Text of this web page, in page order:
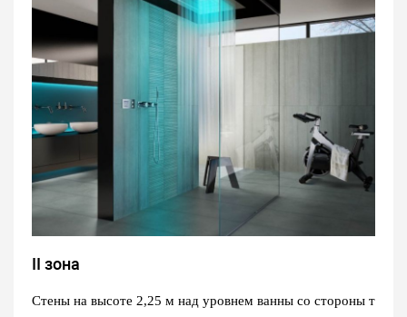
II зона
Стены на высоте 2,25 м над уровнем ванны со стороны т